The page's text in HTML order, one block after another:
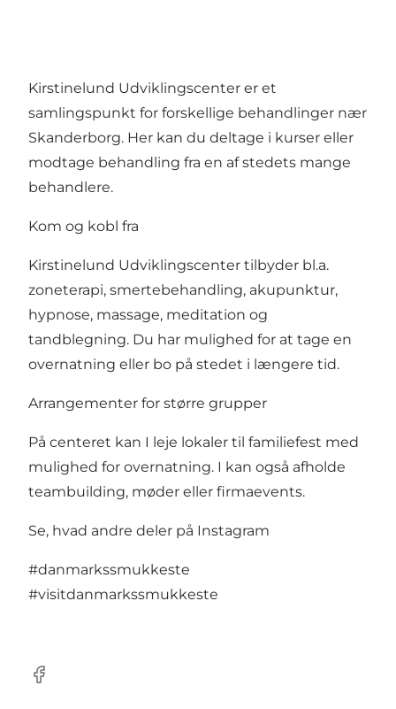
Kirstinelund Udviklingscenter er et
samlingspunkt for forskellige behandlinger nær
Skanderborg. Her kan du deltage i kurser eller
modtage behandling fra en af stedets mange
behandlere.
Kom og kobl fra
Kirstinelund Udviklingscenter tilbyder bl.a.
zoneterapi, smertebehandling, akupunktur,
hypnose, massage, meditation og
tandblegning. Du har mulighed for at tage en
overnatning eller bo på stedet i længere tid.
Arrangementer for større grupper
På centeret kan I leje lokaler til familiefest med
mulighed for overnatning. I kan også afholde
teambuilding, møder eller firmaevents.
Se, hvad andre deler på Instagram
#danmarkssmukkeste
#visitdanmarkssmukkeste
Facebook